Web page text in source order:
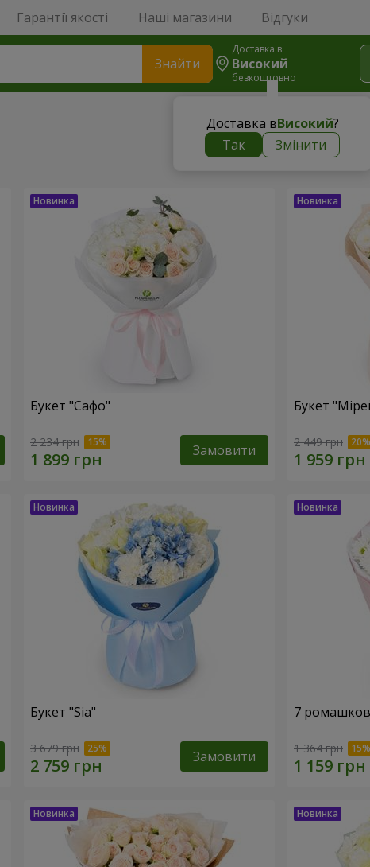
Гарантії якості Наші магазини Відгуки
Знайти
Доставка в
Високий
безкоштовно
Доставка вВисокий?
Так
Змінити
Букет "Сафо"
2 234 грн Замовити
Букет
2 449 грн
Букет "Sia"
3 679 грн Замовити
7
1 364 грн